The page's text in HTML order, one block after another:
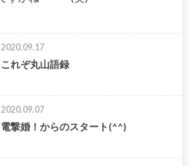
2020.09.17
これぞ丸山語録
2020.09.07
電撃婚！からのスタート(^^)